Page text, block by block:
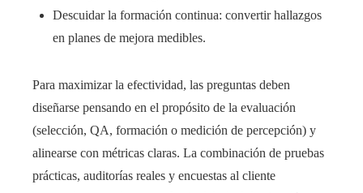
Descuidar la formación continua: convertir hallazgos
en planes de mejora medibles.
Para maximizar la efectividad, las preguntas deben
diseñarse pensando en el propósito de la evaluación
(selección, QA, formación o medición de percepción) y
alinearse con métricas claras. La combinación de pruebas
prácticas, auditorías reales y encuestas al cliente